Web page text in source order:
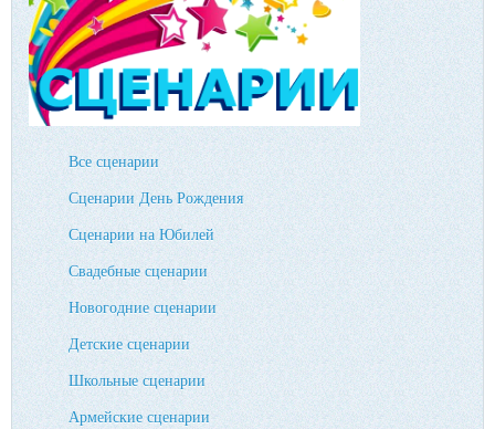
Все сценарии
Сценарии День Рождения
Сценарии на Юбилей
Свадебные сценарии
Новогодние сценарии
Детские сценарии
Школьные сценарии
Армейские сценарии